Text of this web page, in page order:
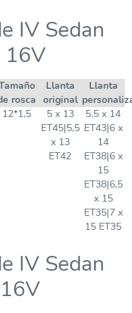
IV Sedan
16V
rosca
Llanta
original
Llanta
12*1,5
5 x 13
ET45|5,5
x 13
ET42
5,5 x 14
ET43|6 x
14
ET38|6 x
15
ET38|6,5
x 15
ET35|7 x
15 ET35
IV Sedan